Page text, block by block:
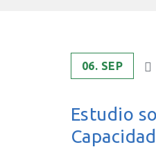
06. SEP
Estudio